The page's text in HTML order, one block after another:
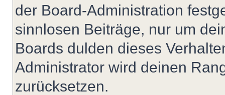
der Board-Administration
sinnlosen Beiträge, nur um
Boards dulden dieses
Administrator wird deinen
zurücksetzen.